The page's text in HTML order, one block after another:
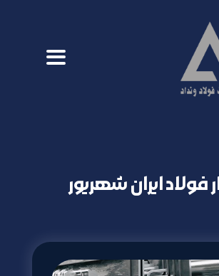
فولاد ایران شهریور